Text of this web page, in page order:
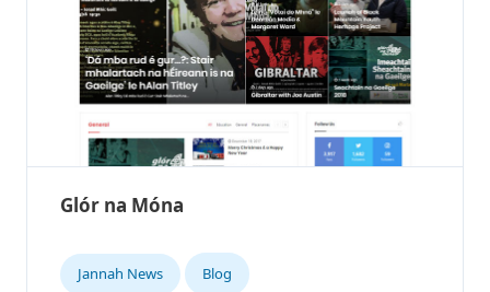
Glór na Móna
Jannah News Blog